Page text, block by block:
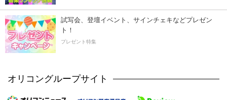
試写会、登壇イベント、サインチェキなどプレゼン
ト！
プレゼント特集
オリコングループサイト